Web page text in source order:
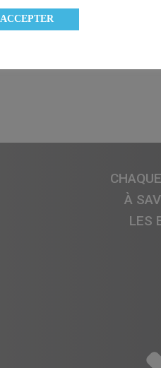
À
LES
ACCEPTER